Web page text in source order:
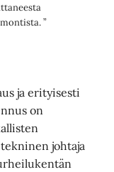
”
ja erityisesti
on
johtaja